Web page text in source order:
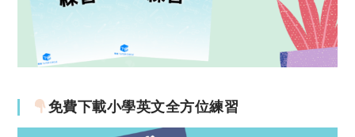
免費下載小學英文全方位練習